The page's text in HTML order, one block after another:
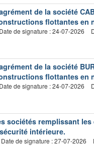
de la société
flottantes en
Date de signature : 24-07-2026
de la société
flottantes en
Date de signature : 24-07-2026
sociétés remplissant
intérieure.
Date de signature : 27-07-2026